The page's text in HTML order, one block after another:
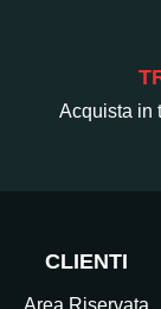
Acquista in
CLIENTI
Area Riservata